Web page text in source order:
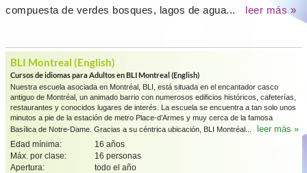
compuesta de verdes bosques, lagos de agua...
leer más »
BLI Montreal (English)
Cursos de idiomas para Adultos en BLI Montreal (English)
Nuestra escuela asociada en Montréal, BLI, está situada en el encantador casco
antiguo de Montréal, un animado barrio con numerosos edificios históricos, cafeterías,
restaurantes y conocidos lugares de interés. La escuela se encuentra a tan solo unos
minutos a pie de la estación de metro Place-d’Armes y muy cerca de la famosa
Basílica de Notre-Dame. Gracias a su céntrica ubicación, BLI Montréal...
leer más »
Edad mínima:
16 años
Máx. por clase:
16 personas
Apertura:
todo el año